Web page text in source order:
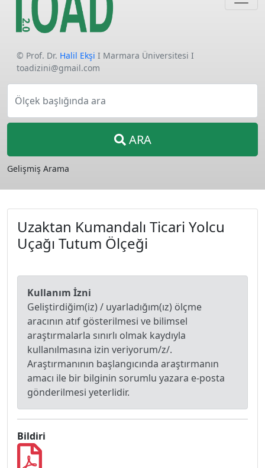
© Prof. Dr. Halil Ekşi I Marmara Üniversitesi I
toadizini@gmail.com
Ölçek başlığında ara
ARA
Gelişmiş Arama
Uzaktan Kumandalı Ticari Yolcu
Uçağı Tutum Ölçeği
Kullanım İzni
Geliştirdiğim(iz) / uyarladığım(ız) ölçme
aracının atıf gösterilmesi ve bilimsel
araştırmalarla sınırlı olmak kaydıyla
kullanılmasına izin veriyorum/z/.
Araştırmanının başlangıcında araştırmanın
amacı ile bir bilginin sorumlu yazara e-posta
gönderilmesi yeterlidir.
Bildiri